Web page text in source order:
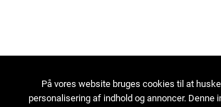
På vores website bruges cookies til at
personalisering af indhold og annoncer. Denne